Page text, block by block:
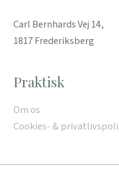
Carl Bernhards Vej 14,
1817 Frederiksberg
Praktisk
Om os
Cookies- &